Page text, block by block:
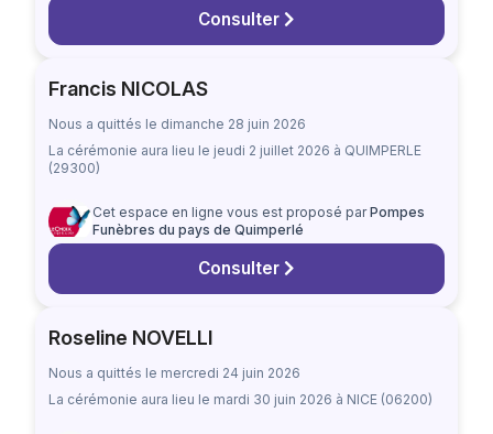
Consulter
Francis NICOLAS
Nous a quittés le dimanche 28 juin 2026
La cérémonie aura lieu le jeudi 2 juillet 2026 à QUIMPERLE
(29300)
Cet espace en ligne vous est proposé parPompes
Funèbres du pays de Quimperlé
Consulter
Roseline NOVELLI
Nous a quittés le mercredi 24 juin 2026
La cérémonie aura lieu le mardi 30 juin 2026 à NICE (06200)